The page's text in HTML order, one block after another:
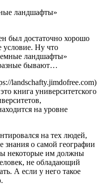
ландшафты»
был достаточно хорошо
условие. Ну что
ландшафты»
бывают…
landschafty.jimdofree.com)
книга университетского
на уровне
на тех людей,
знания о самой географии
некоторые им должны
не обладающий
А если у него такое